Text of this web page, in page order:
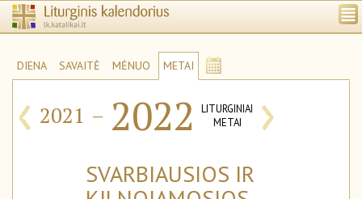
DIENA SAVAITĖ MĖNUO METAI
‹ 2021 – 2022
LITURGINIAI
METAI
›
SVARBIAUSIOS IR